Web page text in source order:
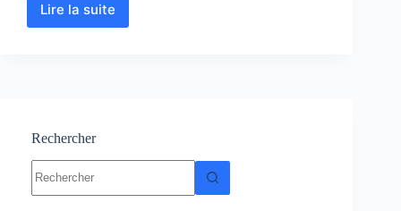
Lire la suite
Biologie
examens
Rechercher
résultat